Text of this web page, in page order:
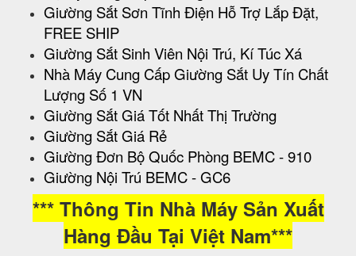
Giường Sắt Sơn Tĩnh Điện Hỗ Trợ Lắp Đặt,
FREE SHIP
Giường Sắt Sinh Viên Nội Trú, Kí Túc Xá
Nhà Máy Cung Cấp Giường Sắt Uy Tín Chất
Lượng Số 1 VN
Giường Sắt Giá Tốt Nhất Thị Trường
Giường Sắt Giá Rẻ
Giường Đơn Bộ Quốc Phòng BEMC - 910
Giường Nội Trú BEMC - GC6
*** Thông Tin Nhà Máy Sản Xuất
Hàng Đầu Tại Việt Nam***